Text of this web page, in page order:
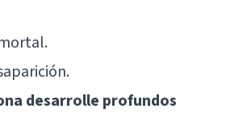
desarrolle profundos